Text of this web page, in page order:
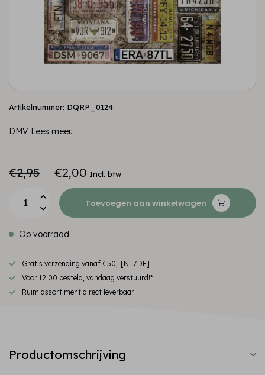
Artikelnummer: DQRP_0124
DMV Lees meer.
€2,95 €2,00 Incl. btw
Toevoegen aan winkelwagen
Op voorraad
Gratis verzending vanaf €50,-[NL/DE]
Voor 12:00 besteld, vandaag verstuurd!*
Ruim assortiment direct leverbaar
Productomschrijving